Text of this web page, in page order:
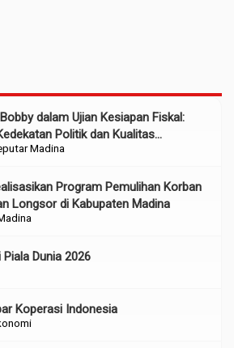
Madina
dalam Ujian Kesiapan Fiskal:
Politik dan Kualitas
Program Pemulihan Korban
Longsor di Kabupaten Madina
Dunia 2026
Koperasi Indonesia